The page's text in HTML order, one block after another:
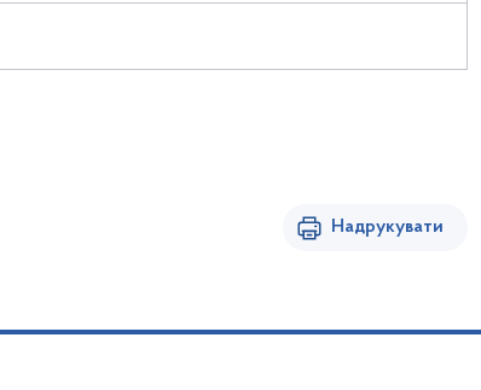
Надрукувати